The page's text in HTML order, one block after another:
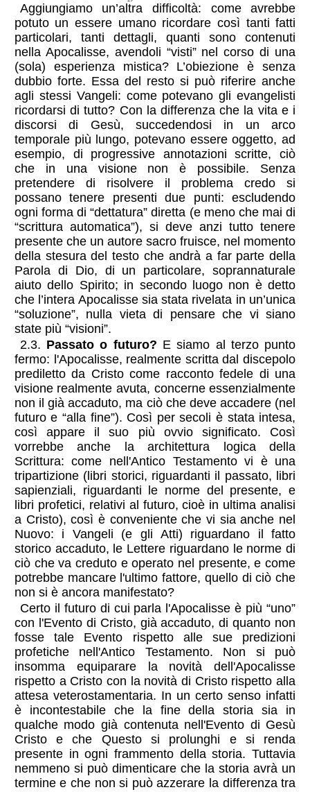
Aggiungiamo un’altra difficoltà: come avrebbe
potuto un essere umano ricordare così tanti fatti
particolari, tanti dettagli, quanti sono contenuti
nella Apocalisse, avendoli “visti” nel corso di una
(sola) esperienza mistica? L’obiezione è senza
dubbio forte. Essa del resto si può riferire anche
agli stessi Vangeli: come potevano gli evangelisti
ricordarsi di tutto? Con la differenza che la vita e i
discorsi di Gesù, succedendosi in un arco
temporale più lungo, potevano essere oggetto, ad
esempio, di progressive annotazioni scritte, ciò
che in una visione non è possibile. Senza
pretendere di risolvere il problema credo si
possano tenere presenti due punti: escludendo
ogni forma di “dettatura” diretta (e meno che mai di
“scrittura automatica”), si deve anzi tutto tenere
presente che un autore sacro fruisce, nel momento
della stesura del testo che andrà a far parte della
Parola di Dio, di un particolare, soprannaturale
aiuto dello Spirito; in secondo luogo non è detto
che l’intera Apocalisse sia stata rivelata in un’unica
“soluzione”, nulla vieta di pensare che vi siano
state più “visioni”.
2.3. Passato o futuro? E siamo al terzo punto
fermo: l'Apocalisse, realmente scritta dal discepolo
prediletto da Cristo come racconto fedele di una
visione realmente avuta, concerne essenzialmente
non il già accaduto, ma ciò che deve accadere (nel
futuro e “alla fine”). Così per secoli è stata intesa,
così appare il suo più ovvio significato. Così
vorrebbe anche la architettura logica della
Scrittura: come nell'Antico Testamento vi è una
tripartizione (libri storici, riguardanti il passato, libri
sapienziali, riguardanti le norme del presente, e
libri profetici, relativi al futuro, cioè in ultima analisi
a Cristo), così è conveniente che vi sia anche nel
Nuovo: i Vangeli (e gli Atti) riguardano il fatto
storico accaduto, le Lettere riguardano le norme di
ciò che va creduto e operato nel presente, e come
potrebbe mancare l'ultimo fattore, quello di ciò che
non si è ancora manifestato?
Certo il futuro di cui parla l'Apocalisse è più “uno”
con l'Evento di Cristo, già accaduto, di quanto non
fosse tale Evento rispetto alle sue predizioni
profetiche nell'Antico Testamento. Non si può
insomma equiparare la novità dell'Apocalisse
rispetto a Cristo con la novità di Cristo rispetto alla
attesa veterostamentaria. In un certo senso infatti
è incontestabile che la fine della storia sia in
qualche modo già contenuta nell'Evento di Gesù
Cristo e che Questo si prolunghi e si renda
presente in ogni frammento della storia. Tuttavia
nemmeno si può dimenticare che la storia avrà un
termine e che non si può azzerare la differenza tra